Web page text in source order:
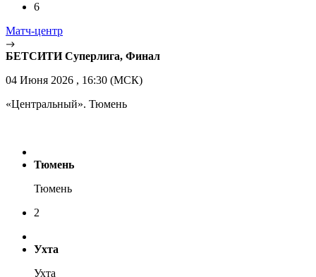
6
Матч-центр
БЕТСИТИ Суперлига, Финал
04 Июня 2026 , 16:30 (МСК)
«Центральный». Тюмень
Тюмень
Тюмень
2
Ухта
Ухта